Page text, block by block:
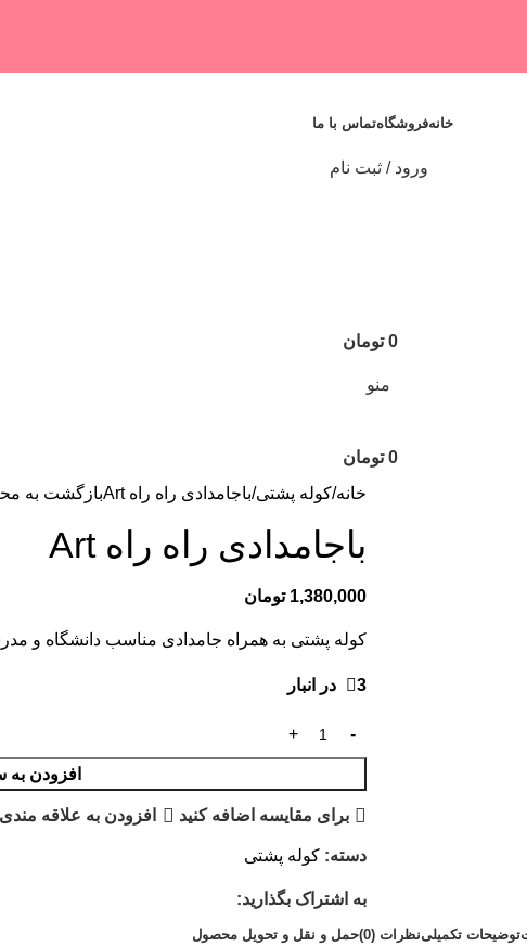
خانهفروشگاهتماس با ما
ورود / ثبت نام
0 تومان
منو
0 تومان
خانه کوله پشتی باجامدادی راه راه Art بازگشت به
باجامدادی راه راه Art
1,380,000 تومان
کوله پشتی به همراه جامدادی مناسب دانشگاه و
3 در انبار
افزودن به
برای مقایسه اضافه کنید افزودن به علاقه مندی
دسته: کوله پشتی
به اشتراک بگذارید:
توضیحات تکمیلینظرات (0) حمل و نقل و تحویل محصول